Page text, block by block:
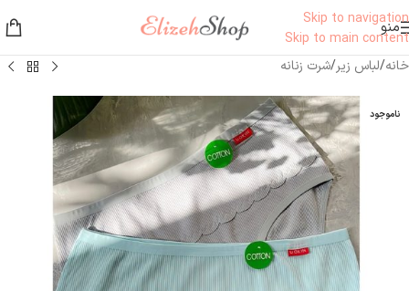
Skip to navigation
Skip to main content
منو
خانه/لباس زیر/شرت زنانه
ناموجود